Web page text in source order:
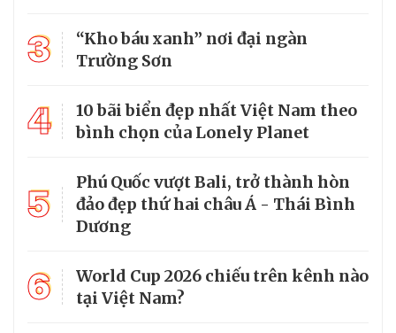
3
“Kho báu xanh” nơi đại ngàn
Trường Sơn
4
10 bãi biển đẹp nhất Việt Nam theo
bình chọn của Lonely Planet
5
Phú Quốc vượt Bali, trở thành hòn
đảo đẹp thứ hai châu Á - Thái Bình
Dương
6
World Cup 2026 chiếu trên kênh nào
tại Việt Nam?